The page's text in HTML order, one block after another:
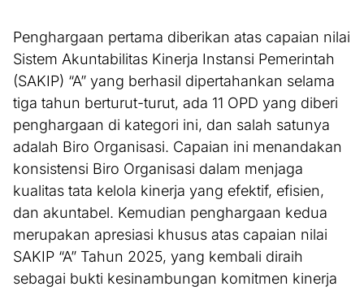
Penghargaan pertama diberikan atas capaian nilai
Sistem Akuntabilitas Kinerja Instansi Pemerintah
(SAKIP) “A” yang berhasil dipertahankan selama
tiga tahun berturut-turut, ada 11 OPD yang diberi
penghargaan di kategori ini, dan salah satunya
adalah Biro Organisasi. Capaian ini menandakan
konsistensi Biro Organisasi dalam menjaga
kualitas tata kelola kinerja yang efektif, efisien,
dan akuntabel. Kemudian penghargaan kedua
merupakan apresiasi khusus atas capaian nilai
SAKIP “A” Tahun 2025, yang kembali diraih
sebagai bukti kesinambungan komitmen kinerja